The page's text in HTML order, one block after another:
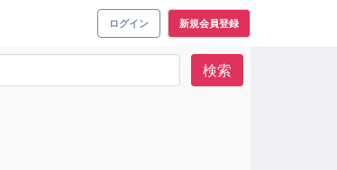
ログイン 新規会員登録
検索